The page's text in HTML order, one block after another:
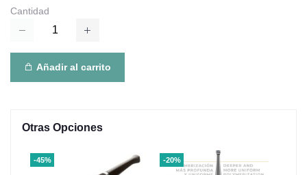
Cantidad
Añadir al carrito
Otras Opciones
-45% -20%